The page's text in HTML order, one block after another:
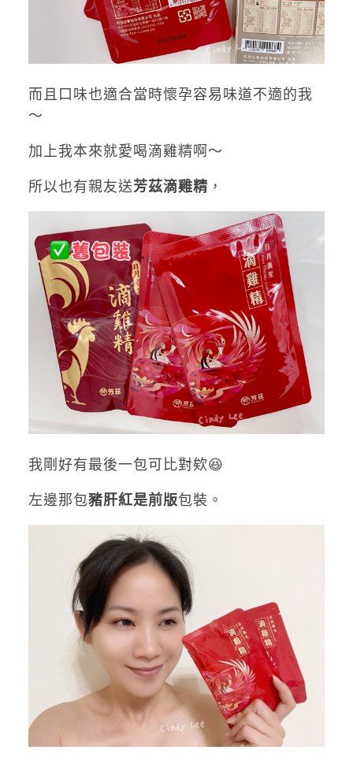
而且口味也適合當時懷孕容易味道不適的我
～
加上我本來就愛喝滴雞精啊～
所以也有親友送芳茲滴雞精 ，
我剛好有最後一包可比對欸😆
左邊那包豬肝紅是前版包裝 。